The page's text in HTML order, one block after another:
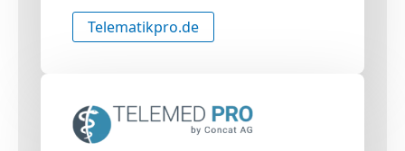
Telematikpro.de